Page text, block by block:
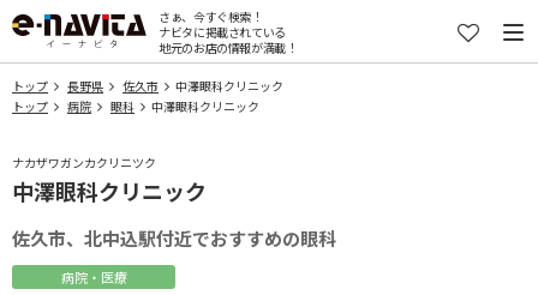
さぁ、今すぐ検索！
ナビタに掲載されている
地元のお店の情報が満載！
トップ 長野県 佐久市
中澤眼科クリニック
トップ
病院 眼科 中澤眼科クリニック
ナカザワガンカクリニツク
中澤眼科クリニック
佐久市、北中込駅付近でおすすめの眼科
病院・医療